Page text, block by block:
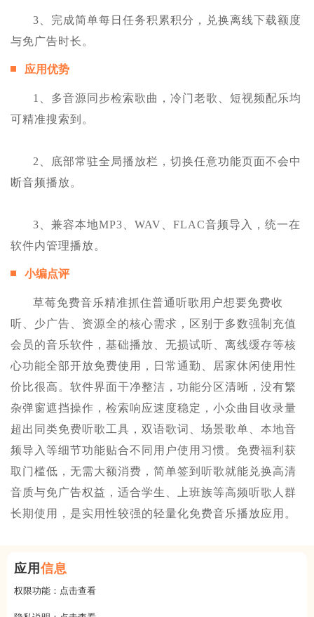
3、完成简单每日任务积累积分，兑换离线下载额度
与免广告时长。
应用优势
1、多音源同步检索歌曲，冷门老歌、短视频配乐均
可精准搜索到。
2、底部常驻全局播放栏，切换任意功能页面不会中
断音频播放。
3、兼容本地MP3、WAV、FLAC音频导入，统一在
软件内管理播放。
小编点评
草莓免费音乐精准抓住普通听歌用户想要免费收
听、少广告、资源全的核心需求，区别于多数强制充值
会员的音乐软件，基础播放、无损试听、离线缓存等核
心功能全部开放免费使用，日常通勤、居家休闲使用性
价比很高。软件界面干净整洁，功能分区清晰，没有繁
杂弹窗遮挡操作，检索响应速度稳定，小众曲目收录量
超出同类免费听歌工具，双语歌词、场景歌单、本地音
频导入等细节功能贴合不同用户使用习惯。免费福利获
取门槛低，无需大额消费，简单签到听歌就能兑换高清
音质与免广告权益，适合学生、上班族等高频听歌人群
长期使用，是实用性较强的轻量化免费音乐播放应用。
应用 信息
权限功能： 点击查看